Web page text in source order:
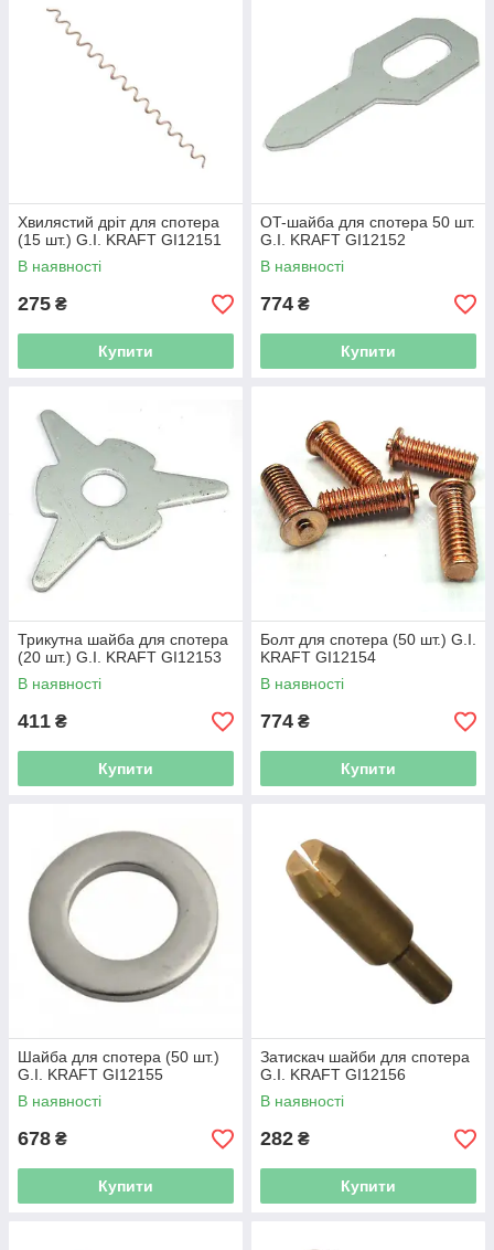
Хвилястий дріт для спотера
(15 шт.) G.I. KRAFT GI12151
В наявності
275 ₴
Купити
OT-шайба для спотера 50 шт.
G.I. KRAFT GI12152
В наявності
774 ₴
Купити
Трикутна шайба для спотера
(20 шт.) G.I. KRAFT GI12153
В наявності
411 ₴
Купити
Болт для спотера (50 шт.) G.I.
KRAFT GI12154
В наявності
774 ₴
Купити
Шайба для спотера (50 шт.)
G.I. KRAFT GI12155
В наявності
678 ₴
Купити
Затискач шайби для спотера
G.I. KRAFT GI12156
В наявності
282 ₴
Купити